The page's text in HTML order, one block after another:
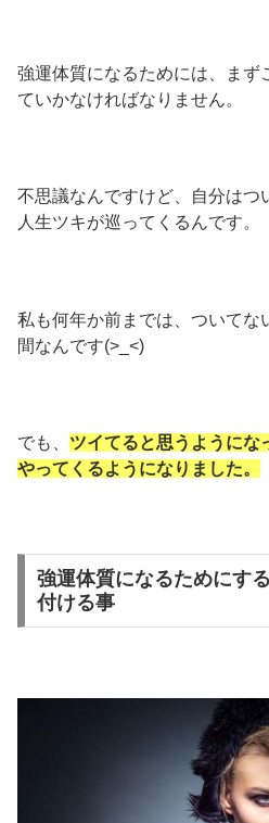
強運体質になるためには、まず
ていかなければなりません。
不思議なんですけど、自分はつ
人生ツキが巡ってくるんです。
私も何年か前までは、ついてな
間なんです(>_<)
でも、 ツイてると思うようにな
やってくるようになりました。
強運体質になるためにす
付ける事